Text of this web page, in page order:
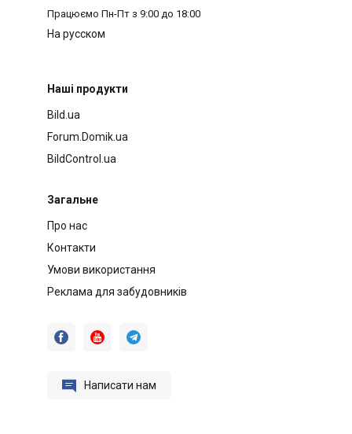
Працюємо Пн-Пт з 9:00 до 18:00
На русском
Наші продукти
Bild.ua
Forum.Domik.ua
BildControl.ua
Загальне
Про нас
Контакти
Умови використання
Реклама для забудовників
  
 Написати нам